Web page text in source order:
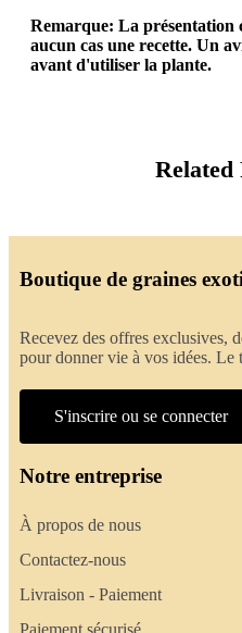
Remarque: La présentation
aucun cas une recette. Un
avant d'utiliser la plante.
Related
Boutique de graines
Recevez des offres exclusives,
pour donner vie à vos idées. Le
S'inscrire ou se connecter
Notre entreprise
À propos de nous
Contactez-nous
Livraison - Paiement